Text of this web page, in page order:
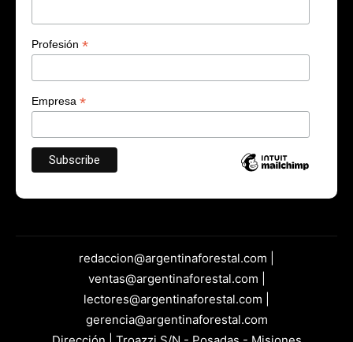
Profesión *
Empresa *
redaccion@argentinaforestal.com |
ventas@argentinaforestal.com |
lectores@argentinaforestal.com |
gerencia@argentinaforestal.com